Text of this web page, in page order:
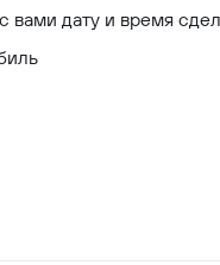
вами дату и время